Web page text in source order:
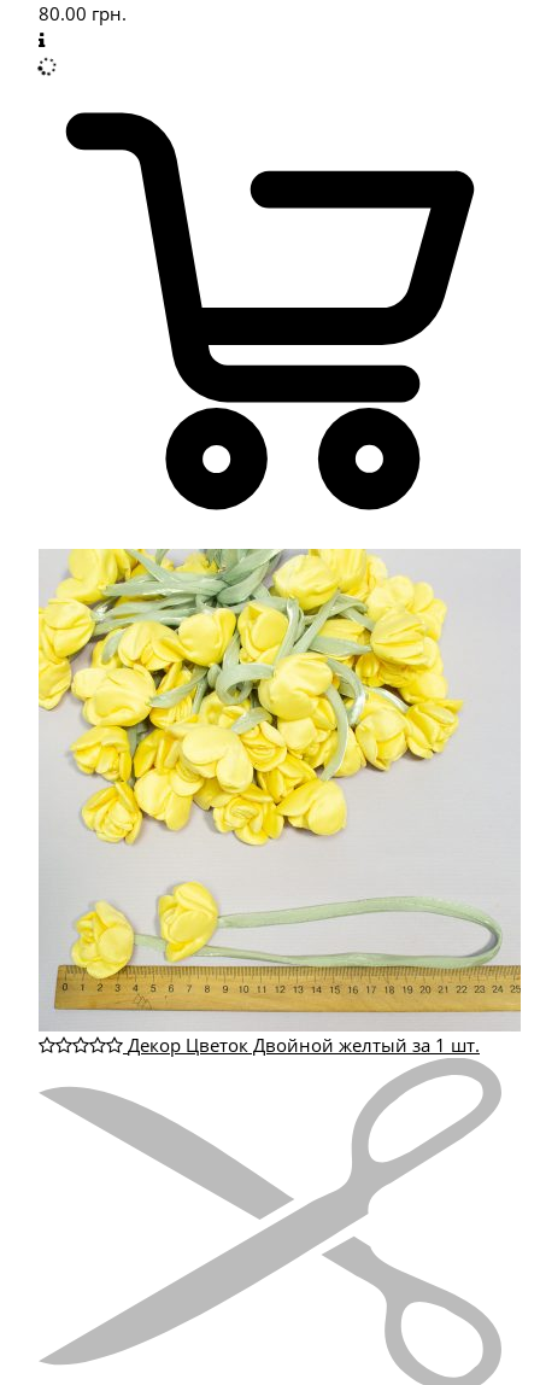
80.00 грн.
Декор Цветок Двойной желтый за 1 шт.